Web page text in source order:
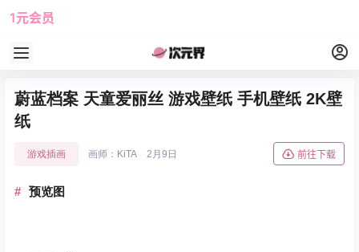
1元会员
蔚蓝档案 天童爱丽丝 游戏壁纸 手机壁纸 2K壁
纸
游戏插画 画师：KiTA 2月9日 前往下载
预览图